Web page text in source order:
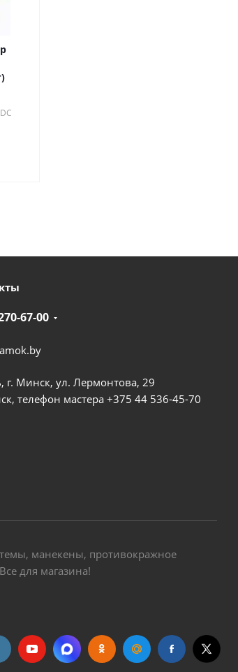
67-00
г. Минск, ул. Лермонтова, 29
телефон мастера +375 44 536-45-70
манекены, противокражное
для магазина!